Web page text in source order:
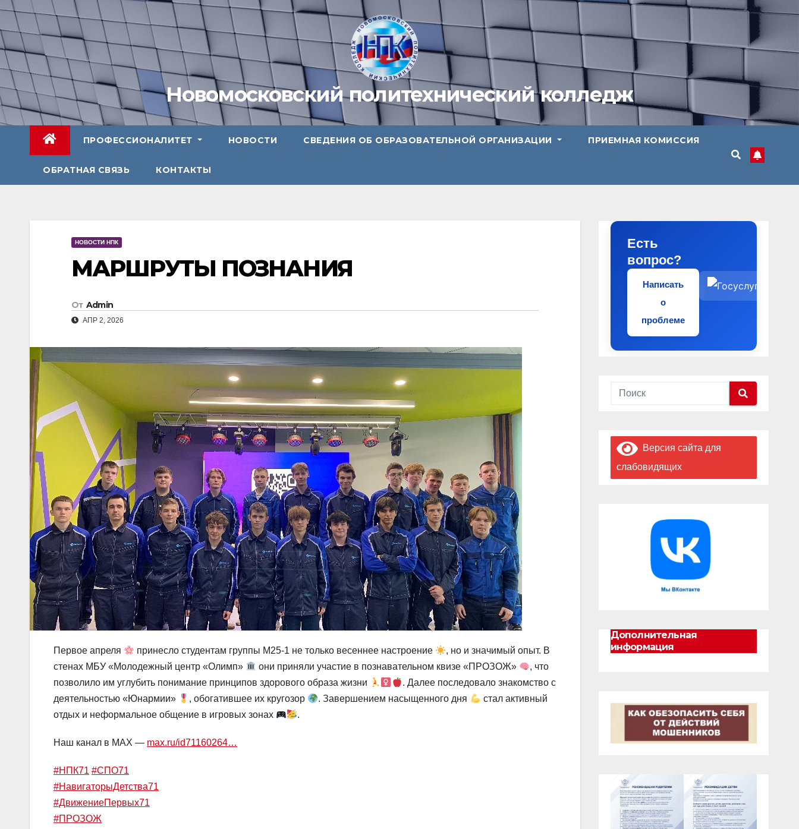
Перейти
содержимому
Новомосковский политехнический колледж
ПРОФЕССИОНАЛИТЕТ НОВОСТИ СВЕДЕНИЯ ОБ ОБРАЗОВАТЕЛЬНОЙ ОРГАНИЗАЦИИ ПРИЕМНАЯ КОМИССИЯ
ОБРАТНАЯ СВЯЗЬ КОНТАКТЫ
НОВОСТИ НПК
МАРШРУТЫ ПОЗНАНИЯ
От Admin
АПР 2, 2026
Первое апреля принесло студентам группы М25-1 не только весеннее настроение
, но и значимый опыт. В
стенах МБУ «Молодежный центр «Олимп»
они приняли участие в познавательном квизе «ПРОЗОЖ»
, что
позволило им углубить понимание принципов здорового образа жизни
. Далее последовало знакомство с
деятельностью «Юнармии»
, обогатившее их кругозор . Завершением насыщенного дня
стал активный
отдых и неформальное общение в игровых зонах
.
Наш канал в MAX — max.ru/id71160264…
#НПК71 #СПО71
#НавигаторыДетства71
#ДвижениеПервых71
#ПРОЗОЖ
Есть
вопрос?
Написать
о
проблеме
Версия сайта для
слабовидящих
Дополнительная
информация